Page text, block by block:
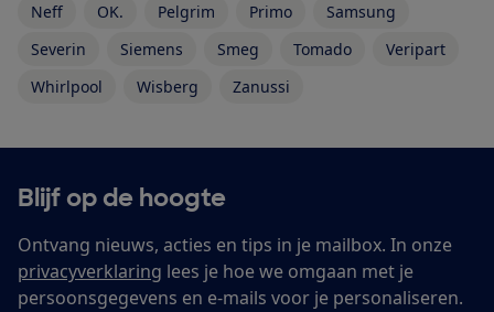
Neff
OK. Pelgrim Primo
Samsung
Severin
Siemens Smeg Tomado
Veripart
Whirlpool
Wisberg Zanussi
Blijf op de hoogte
Ontvang nieuws, acties en tips in je mailbox. In onze
privacyverklaring lees je hoe we omgaan met je
persoonsgegevens en e-mails voor je personaliseren.